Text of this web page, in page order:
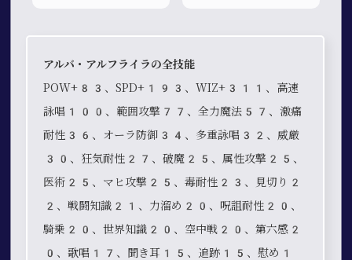
アルバ・アルフライラの全技能
POW+83、SPD+193、WIZ+311、高速
詠唱100、範囲攻撃77、全力魔法57、激痛
耐性36、オーラ防御34、多重詠唱32、威厳
30、狂気耐性27、破魔25、属性攻撃25、
医術25、マヒ攻撃25、毒耐性23、見切り2
2、戦闘知識21、力溜め20、呪詛耐性20、
騎乗20、世界知識20、空中戦20、第六感2
0、歌唱17、聞き耳15、追跡15、慰め1